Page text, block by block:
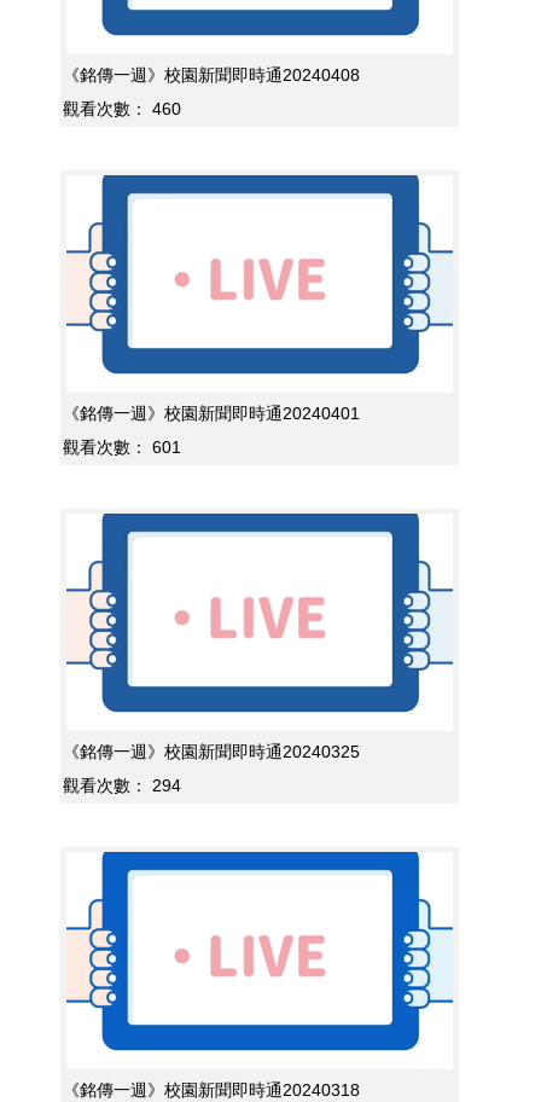
《銘傳一週》校園新聞即時通20240408
觀看次數：
460
《銘傳一週》校園新聞即時通20240401
觀看次數：
601
《銘傳一週》校園新聞即時通20240325
觀看次數：
294
《銘傳一週》校園新聞即時通20240318